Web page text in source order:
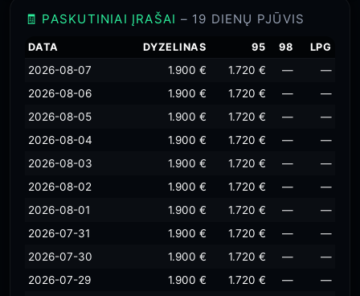
🧾 PASKUTINIAI ĮRAŠAI – 19 DIENŲ PJŪVIS
DATA DYZELINAS 95 98 LPG
2026-08-07 1.900 € 1.720 € —
—
2026-08-06
1.900 € 1.720 € —
—
2026-08-05
1.900 € 1.720 € —
—
2026-08-04
1.900 € 1.720 € —
—
2026-08-03
1.900 € 1.720 € —
—
2026-08-02
1.900 € 1.720 € —
—
2026-08-01
1.900 € 1.720 € —
—
2026-07-31
1.900 € 1.720 € —
—
2026-07-30
1.900 € 1.720 € —
—
2026-07-29
1.900 € 1.720 € —
—